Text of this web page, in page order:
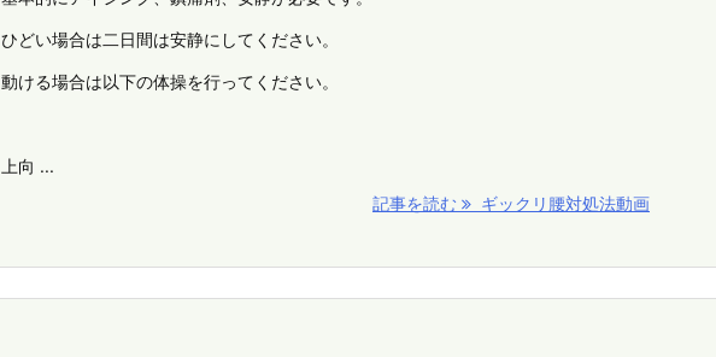
ひどい場合は二日間は安静にしてください。
動ける場合は以下の体操を行ってください。
上向 ...
記事を読む
ギックリ腰対処法動画